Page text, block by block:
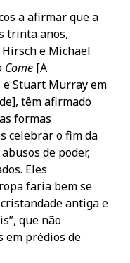
a afirmar que a
trinta anos,
e Michael
Come [A
e Stuart Murray em
têm afirmado
formas
celebrar o fim da
de poder,
Eles
faria bem se
antiga e
que não
em prédios de